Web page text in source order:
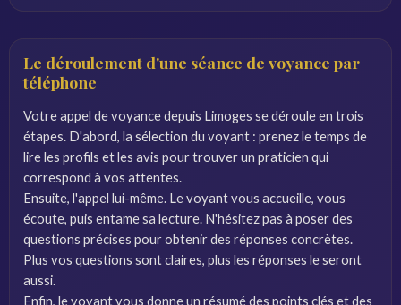
Le déroulement d'une séance de voyance par
téléphone
Votre appel de voyance depuis Limoges se déroule en trois
étapes. D'abord, la sélection du voyant : prenez le temps de
lire les profils et les avis pour trouver un praticien qui
correspond à vos attentes.
Ensuite, l'appel lui-même. Le voyant vous accueille, vous
écoute, puis entame sa lecture. N'hésitez pas à poser des
questions précises pour obtenir des réponses concrètes.
Plus vos questions sont claires, plus les réponses le seront
aussi.
Enfin, le voyant vous donne un résumé des points clés et des